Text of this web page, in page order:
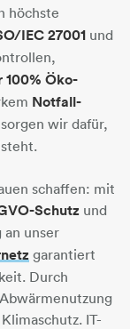
höchste
IEC 27001 und
100% Öko-
Notfall-
wir dafür,
schaffen: mit
Schutz und
unser
garantiert
Durch
IT-